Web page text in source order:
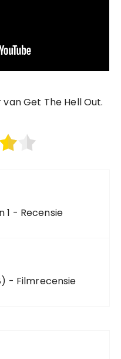
Get The Hell Out.
1 - Recensie
- Filmrecensie